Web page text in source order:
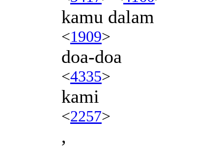
kamu dalam
<1909>
doa-doa
<4335>
kami
<2257>
,